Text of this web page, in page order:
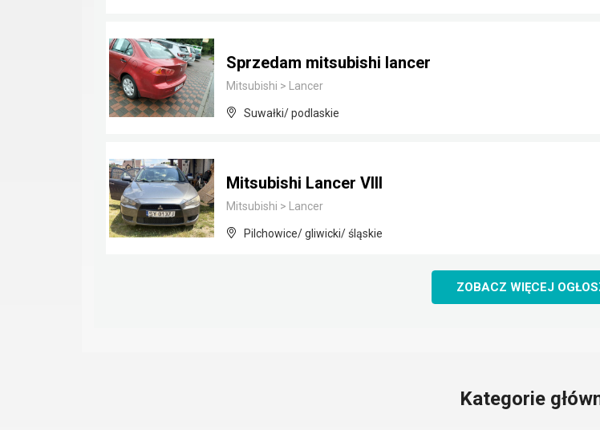
Sprzedam mitsubishi lancer
Mitsubishi > Lancer
Suwałki/ podlaskie
Mitsubishi Lancer VIII
Mitsubishi > Lancer
Pilchowice/ gliwicki/ śląskie
ZOBACZ WIĘCEJ
Kategorie